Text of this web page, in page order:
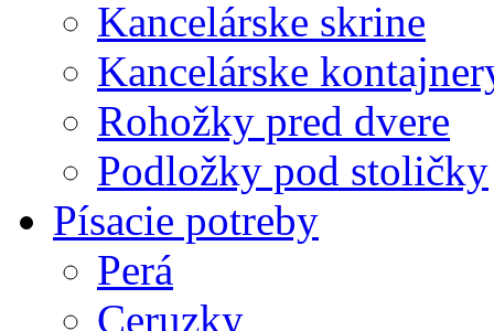
Kancelárske skrine
Kancelárske
Rohožky pred dvere
Podložky pod stoličky
Písacie potreby
Perá
Ceruzky